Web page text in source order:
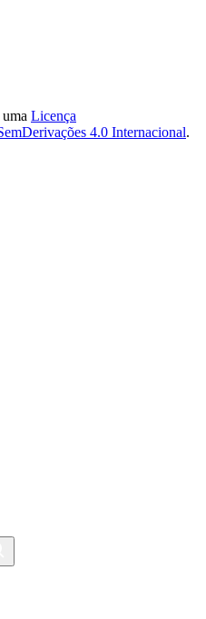
Licença
4.0 Internacional.